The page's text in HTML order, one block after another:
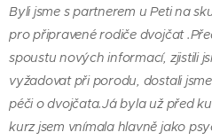
Byli jsme s partnerem u Peti na
pro připravené rodiče dvojčat
spoustu nových informací, zjistili
vyžadovat při porodu, dostali
péči o dvojčata.Já byla už před
kurz jsem vnímala hlavně jako